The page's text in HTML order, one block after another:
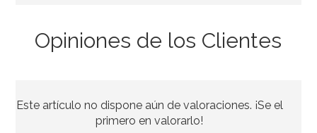
3,49€
Opiniones de los Clientes
Este artículo no dispone aún de valoraciones. ¡Se el
primero en valorarlo!